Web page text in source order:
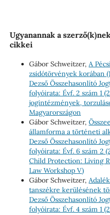
Ugyanannak a
cikkei
Gábor Schweitzer, A
zsidótörvények korában
Dezső Összehasonlító
folyóirata: Évf. 2 szám 1
jogintézmények,
Magyarországon
Gábor Schweitzer,
államforma a történeti
Dezső Összehasonlító
folyóirata: Évf. 6 szám 2
Child Protection: Living
Law Workshop V)
Gábor Schweitzer,
tanszékre kerülésének
Dezső Összehasonlító
folyóirata: Évf. 4 szám 1